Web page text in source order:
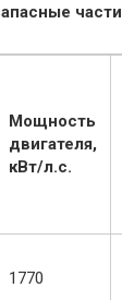
части
Мощность
двигателя,
кВт/л.с.
1770